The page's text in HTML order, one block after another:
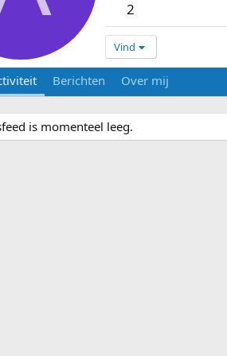
2
Vind
Berichten Over mij
is momenteel leeg.